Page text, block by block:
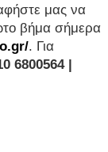
μας να
βήμα σήμερα
. Για
6800564 |